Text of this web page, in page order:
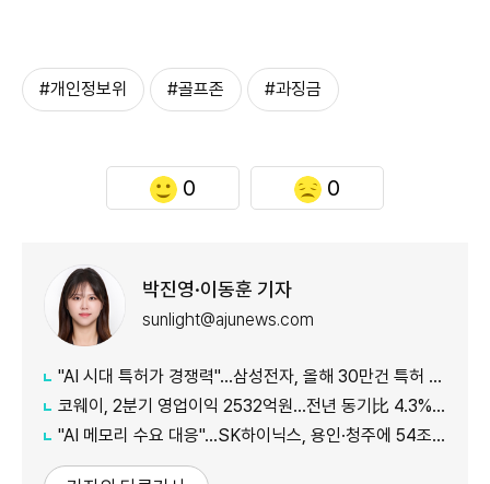
#개인정보위 #골프존 #과징금
0 0
박진영·이동훈 기자
sunlight@ajunews.com
"AI 시대 특허가 경쟁력"…삼성전자, 올해 30만건 특허 시대 연다
코웨이, 2분기 영업이익 2532억원…전년 동기比 4.3% 증가
"AI 메모리 수요 대응"…SK하이닉스, 용인·청주에 54조원 투자